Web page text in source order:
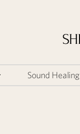
Sound Healing